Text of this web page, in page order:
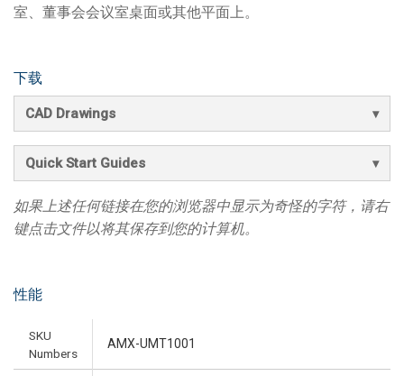
室、董事会会议室桌面或其他平面上。
下载
CAD Drawings
Quick Start Guides
如果上述任何链接在您的浏览器中显示为奇怪的字符，请右
键点击文件以将其保存到您的计算机。
性能
SKU
Numbers
AMX-UMT1001